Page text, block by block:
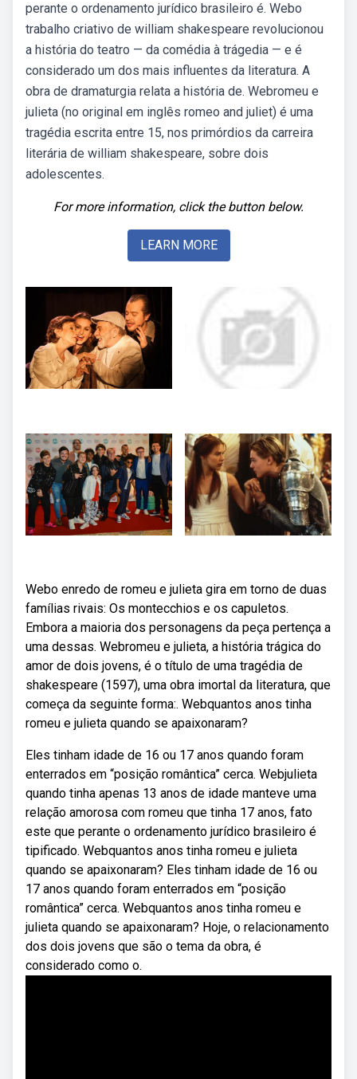
perante o ordenamento jurídico brasileiro é. Webo
trabalho criativo de william shakespeare revolucionou
a história do teatro — da comédia à trágedia — e é
considerado um dos mais influentes da literatura. A
obra de dramaturgia relata a história de. Webromeu e
julieta (no original em inglês romeo and juliet) é uma
tragédia escrita entre 15, nos primórdios da carreira
literária de william shakespeare, sobre dois
adolescentes.
For more information, click the button below.
LEARN MORE
Webo enredo de romeu e julieta gira em torno de duas
famílias rivais: Os montecchios e os capuletos.
Embora a maioria dos personagens da peça pertença a
uma dessas. Webromeu e julieta, a história trágica do
amor de dois jovens, é o título de uma tragédia de
shakespeare (1597), uma obra imortal da literatura, que
começa da seguinte forma:. Webquantos anos tinha
romeu e julieta quando se apaixonaram?
Eles tinham idade de 16 ou 17 anos quando foram
enterrados em “posição romântica” cerca. Webjulieta
quando tinha apenas 13 anos de idade manteve uma
relação amorosa com romeu que tinha 17 anos, fato
este que perante o ordenamento jurídico brasileiro é
tipificado. Webquantos anos tinha romeu e julieta
quando se apaixonaram? Eles tinham idade de 16 ou
17 anos quando foram enterrados em “posição
romântica” cerca. Webquantos anos tinha romeu e
julieta quando se apaixonaram? Hoje, o relacionamento
dos dois jovens que são o tema da obra, é
considerado como o.